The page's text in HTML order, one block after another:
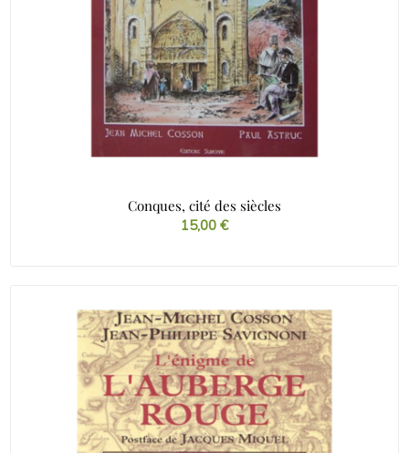
Conques, cité des siècles
15,00 €